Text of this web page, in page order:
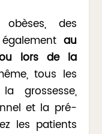
des
au
ou lors de la
tous les
grossesse,
et la pré-
les patients